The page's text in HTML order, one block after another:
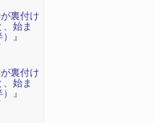
裏付け
始ま
』
裏付け
始ま
』